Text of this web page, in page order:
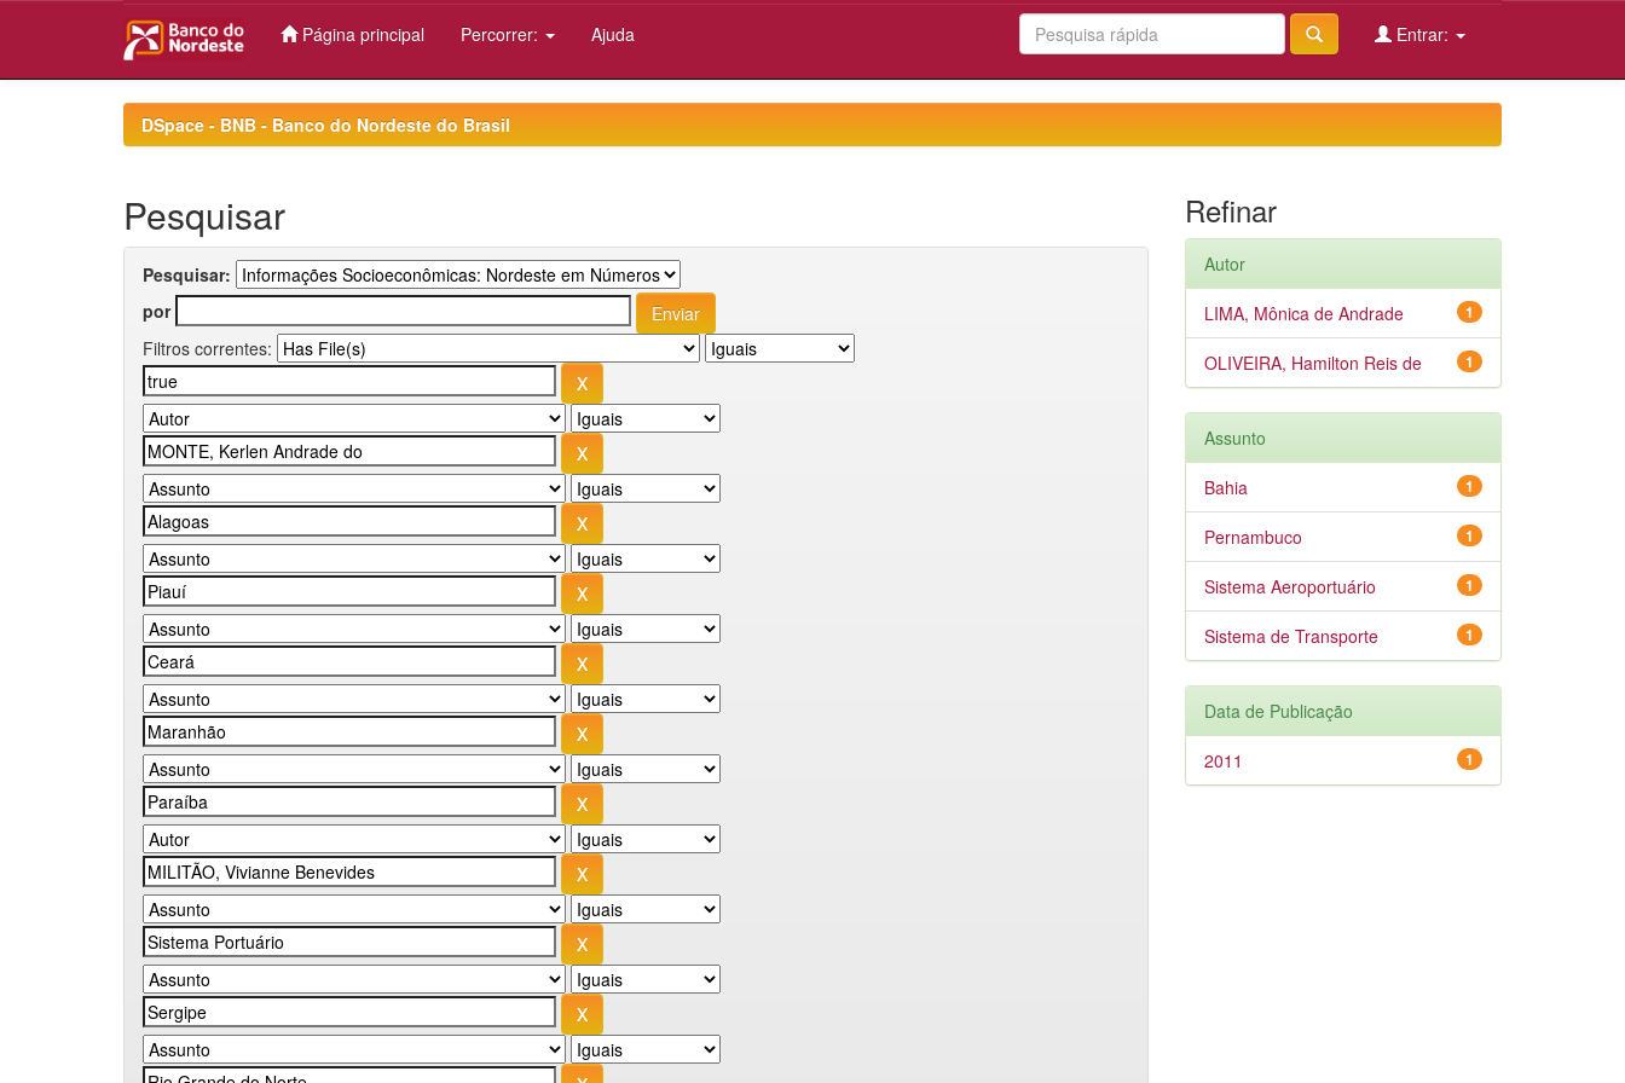
Página principal Percorrer: Ajuda Entrar:
DSpace - BNB - Banco do Nordeste do Brasil
Pesquisar
Pesquisar:
por
Filtros correntes:
Refinar
Autor
1
LIMA, Mônica de Andrade
1
OLIVEIRA, Hamilton Reis de
Assunto
1
Bahia
1
Pernambuco
1
Sistema Aeroportuário
1
Sistema de Transporte
Data de Publicação
1
2011